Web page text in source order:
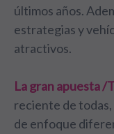
últimos años.
estrategias y
atractivos.
La gran apuesta /
reciente de
de enfoque